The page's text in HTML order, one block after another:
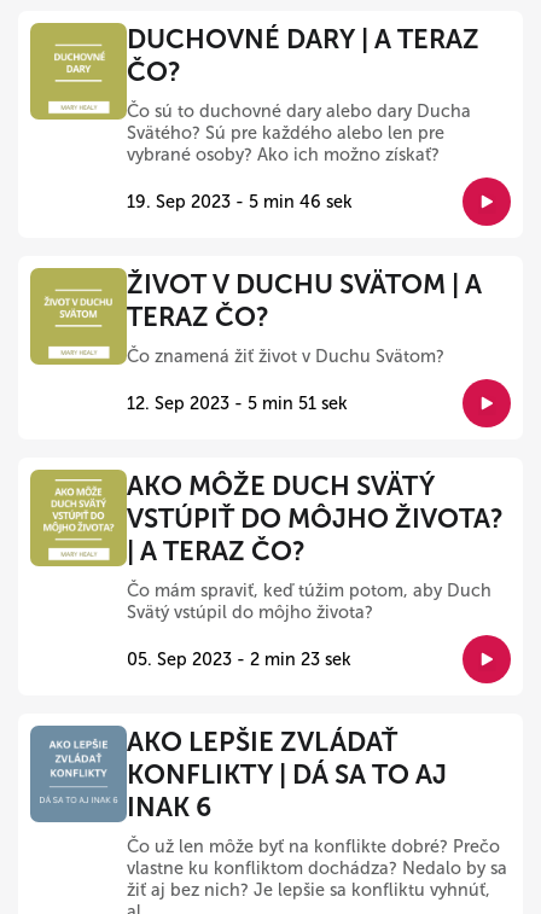
DUCHOVNÉ DARY | A TERAZ
ČO?
Čo sú to duchovné dary alebo dary Ducha
Svätého? Sú pre každého alebo len pre
vybrané osoby? Ako ich možno získať?
19. Sep 2023 - 5 min 46 sek
ŽIVOT V DUCHU SVÄTOM | A
TERAZ ČO?
Čo znamená žiť život v Duchu Svätom?
12. Sep 2023 - 5 min 51 sek
AKO MÔŽE DUCH SVÄTÝ
VSTÚPIŤ DO MÔJHO ŽIVOTA?
| A TERAZ ČO?
Čo mám spraviť, keď túžim potom, aby Duch
Svätý vstúpil do môjho života?
05. Sep 2023 - 2 min 23 sek
AKO LEPŠIE ZVLÁDAŤ
KONFLIKTY | DÁ SA TO AJ
INAK 6
Čo už len môže byť na konflikte dobré? Prečo
vlastne ku konfliktom dochádza? Nedalo by sa
žiť aj bez nich? Je lepšie sa konfliktu vyhnúť,